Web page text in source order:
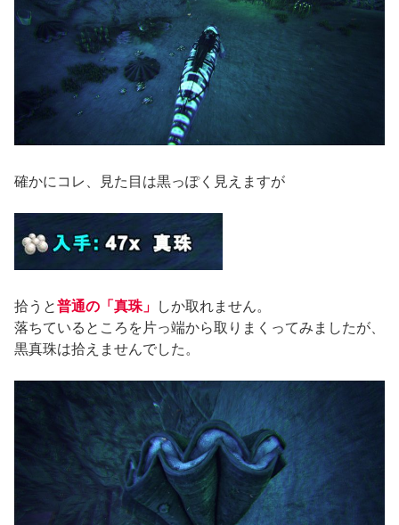
確かにコレ、見た目は黒っぽく見えますが
拾うと普通の「真珠」
しか取れません。
落ちているところを片っ端から取りまくってみましたが、
黒真珠は拾えませんでした。